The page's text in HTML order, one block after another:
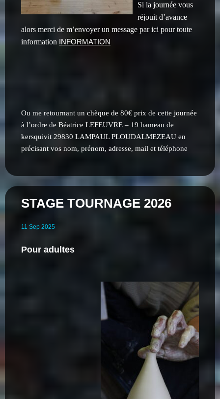
Si la journée vous
réjouit d’avance
alors merci de m’envoyer un message par ici pour toute
information INFORMATION
Ou me retournant un chèque de 80€ prix de cette journée
à l’ordre de Béatrice LEFEUVRE – 19 hameau de
kersquivit 29830 LAMPAUL PLOUDALMEZEAU en
précisant vos nom, prénom, adresse, mail et téléphone
STAGE TOURNAGE 2026
11 Sep 2025
Pour adultes